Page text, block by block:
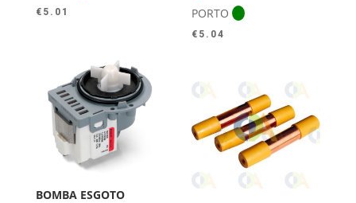
€ 5.01 PORTO
€ 5.04
BOMBA ESGOTO